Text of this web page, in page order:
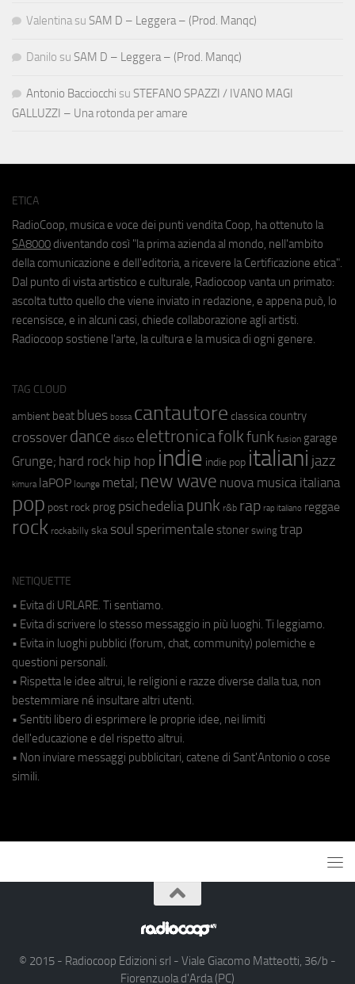
Valentina su SAM D – Leggera – (Prod. Manqc)
Danilo su SAM D – Leggera – (Prod. Manqc)
Antonio Bacciocchi su STEFANO SPAZZI / IVANO MAGI
GALLUZZI – Una rotonda per amare
ETICA
RadioCoop, musica e voce dei punti vendita Coop, ha ottenuto la
SA8000 diventando così "la prima azienda al mondo, nell'ambito
della comunicazione e dell'editoria, a ricevere la Certificazione etica".
Dal punto di vista artistico e culturale, Radiocoop vanta un primato:
ascolta tutto quello che viene inviato in redazione, e appena può, lo
recensisce, e in alcuni casi, chiede collaborazione agli artisti.
Radiocoop sostiene l'arte, la cultura e la musica di ogni genere.
TAG CLOUD
ambient beat blues bossa cantautore classica country
crossover dance disco elettronicafolkfunk fusion garage
Grunge; hard rock hip hop indie indie pop italiani jazz
kimura laPOP lounge metal; new wave nuova musica italiana
pop post rock prog psichedeliapunk r&b rap rap italiano reggae
rock rockabilly ska soul sperimentale stoner swing trap
NETIQUETTE
• Evita di URLARE. Ti sentiamo.
• Evita di scrivere lo stesso messaggio in più luoghi. Ti leggiamo.
• Evita in luoghi pubblici (forum, chat, community) polemiche e
questioni personali.
• Rispetta le idee altrui, le religioni e razze diverse dalla tua, non
bestemmiare né insultare altri utenti.
• Sentiti libero di esprimere le proprie idee, nei limiti
dell'educazione e del rispetto altrui.
• Non inviare messaggi pubblicitari, catene di Sant'Antonio o cose
simili.
© 2015 - Radiocoop Edizioni srl - Viale Giacomo Matteotti, 36/b -
Fiorenzuola d'Arda (PC)